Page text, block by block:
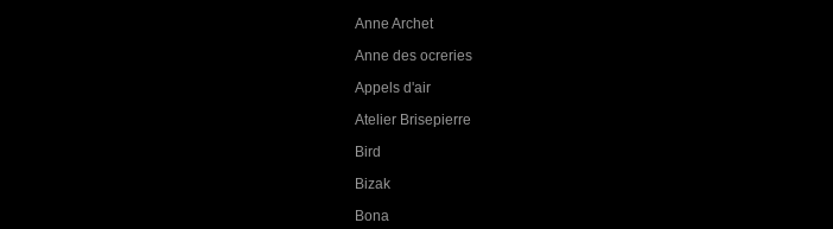
Anne Archet
Anne des ocreries
Appels d'air
Atelier Brisepierre
Bird
Bizak
Bona